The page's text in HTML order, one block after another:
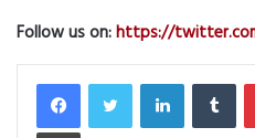
Follow us on:https://
LinkedIn
Print